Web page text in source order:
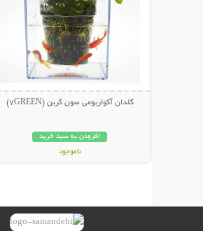
گلدان آکواریومی سون گرین (7GREEN)
افزودن به سبد خرید
ناموجود